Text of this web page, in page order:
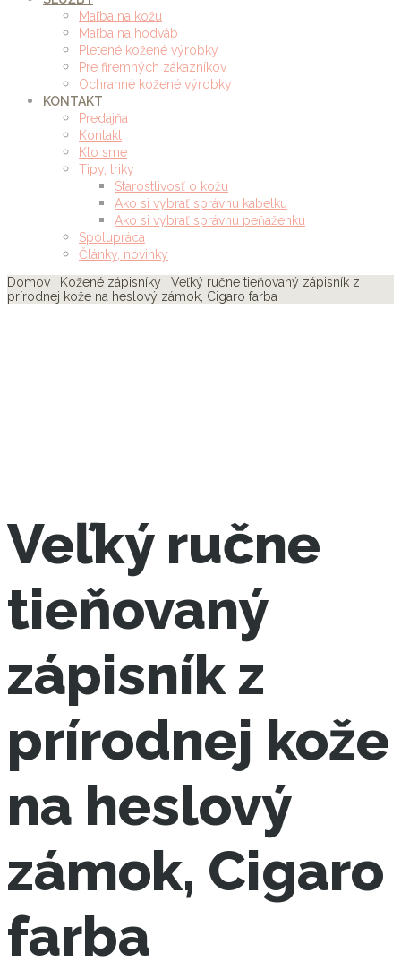
Maľba na kožu
Maľba na hodváb
Pletené kožené výrobky
Pre firemných zákazníkov
Ochranné kožené výrobky
KONTAKT
Predajňa
Kontakt
Kto sme
Tipy, triky
Starostlivosť o kožu
Ako si vybrať správnu kabelku
Ako si vybrať správnu peňaženku
Spolupráca
Články, novinky
Domov
Kožené zápisníky | Veľký ručne tieňovaný zápisník z
prírodnej kože na heslový zámok, Cigaro farba
Veľký ručne
tieňovaný
zápisník z
prírodnej kože
na heslový
zámok, Cigaro
farba